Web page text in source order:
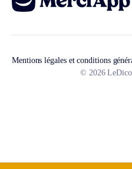
Mentions légales et conditions
© 2026 LeDico